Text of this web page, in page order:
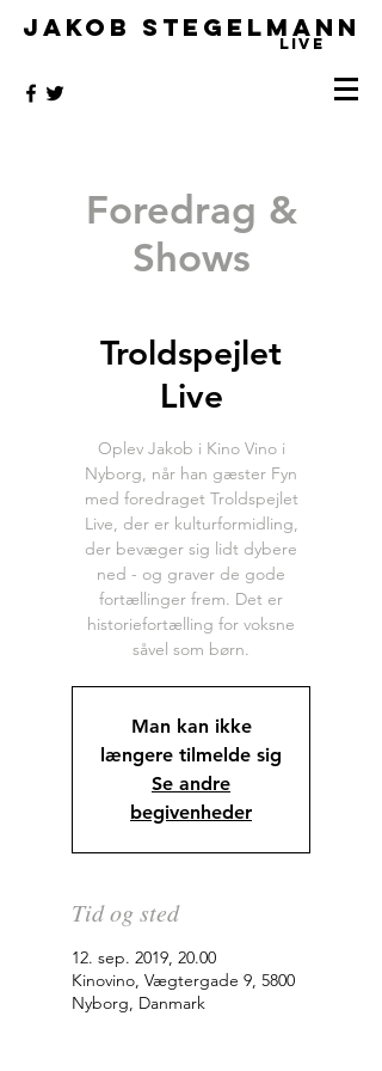
JAKOB STEGELMANN
LIVE
Foredrag &
Shows
Troldspejlet
Live
Oplev Jakob i Kino Vino i
Nyborg, når han gæster Fyn
med foredraget Troldspejlet
Live, der er kulturformidling,
der bevæger sig lidt dybere
ned - og graver de gode
fortællinger frem. Det er
historiefortælling for voksne
såvel som børn.
Man kan ikke
længere tilmelde sig
Se andre
begivenheder
Tid og sted
12. sep. 2019, 20.00
Kinovino, Vægtergade 9, 5800
Nyborg, Danmark